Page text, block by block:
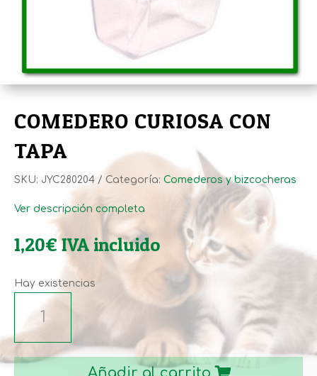
COMEDERO CURIOSA CON
TAPA
SKU: JYC280204 Categoría: Comederos y bizcocheras
Ver descripción completa
1,20€ IVA incluido
Hay existencias
COMEDERO
CON